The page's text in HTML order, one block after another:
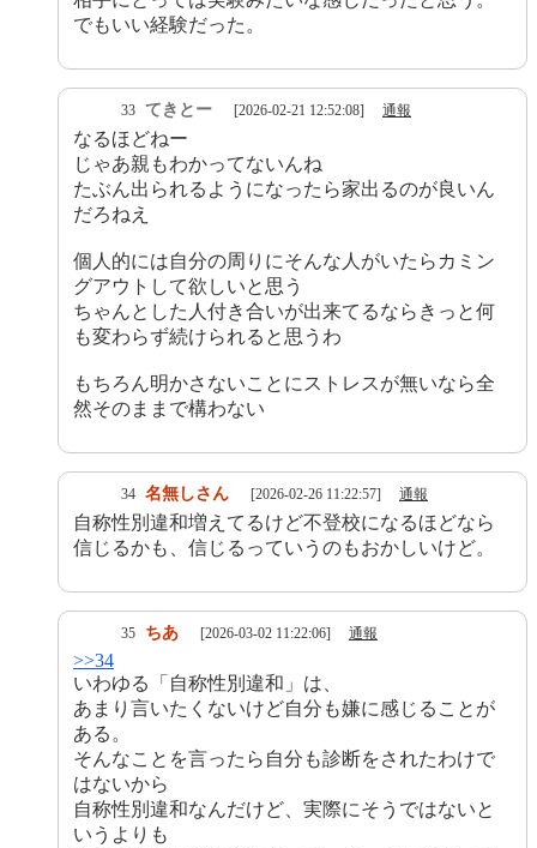
でもいい経験だった。
33 てきとー [2026-02-21 12:52:08] 通報
なるほどねー
じゃあ親もわかってないんね
たぶん出られるようになったら家出るのが良いん
だろねえ
個人的には自分の周りにそんな人がいたらカミン
グアウトして欲しいと思う
ちゃんとした人付き合いが出来てるならきっと何
も変わらず続けられると思うわ
もちろん明かさないことにストレスが無いなら全
然そのままで構わない
34 名無しさん [2026-02-26 11:22:57] 通報
自称性別違和増えてるけど不登校になるほどなら
信じるかも、信じるっていうのもおかしいけど。
35 ちあ [2026-03-02 11:22:06] 通報
>>34
いわゆる「自称性別違和」は、
あまり言いたくないけど自分も嫌に感じることが
ある。
そんなことを言ったら自分も診断をされたわけで
はないから
自称性別違和なんだけど、実際にそうではないと
いうよりも